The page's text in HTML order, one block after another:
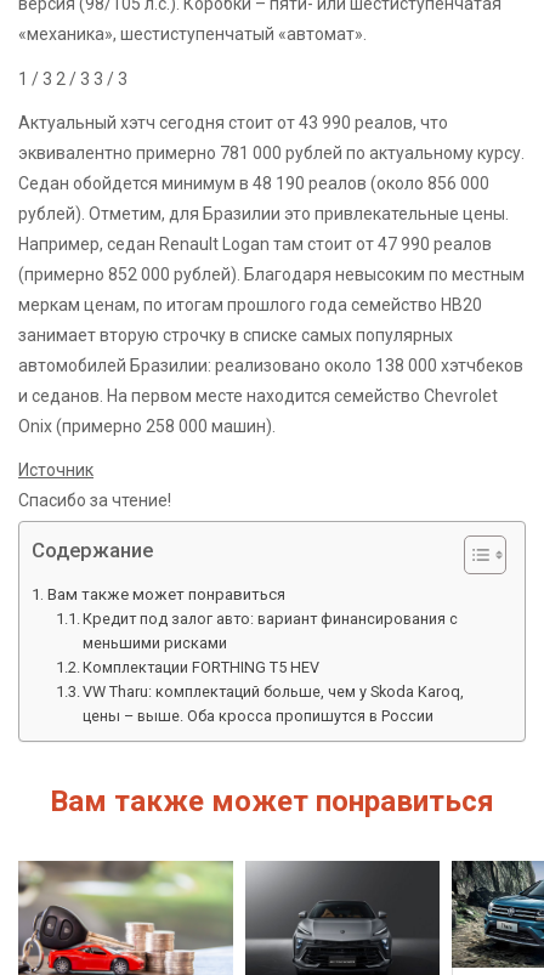
версия (98/105 л.с.). Коробки – пяти- или шестиступенчатая
«механика», шестиступенчатый «автомат».
1 / 3 2 / 3 3 / 3
Актуальный хэтч сегодня стоит от 43 990 реалов, что
эквивалентно примерно 781 000 рублей по актуальному курсу.
Седан обойдется минимум в 48 190 реалов (около 856 000
рублей). Отметим, для Бразилии это привлекательные цены.
Например, седан Renault Logan там стоит от 47 990 реалов
(примерно 852 000 рублей). Благодаря невысоким по местным
меркам ценам, по итогам прошлого года семейство HB20
занимает вторую строчку в списке самых популярных
автомобилей Бразилии: реализовано около 138 000 хэтчбеков
и седанов. На первом месте находится семейство Chevrolet
Onix (примерно 258 000 машин).
Источник
Спасибо за чтение!
Содержание
Вам также может понравиться
Кредит под залог авто: вариант финансирования с
меньшими рисками
Комплектации FORTHING T5 HEV
VW Tharu: комплектаций больше, чем у Skoda Karoq,
цены – выше. Оба кросса пропишутся в России
Вам также может понравиться